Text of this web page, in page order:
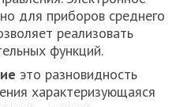
для приборов среднего
реализовать
функций.
это разновидность
характеризующаяся